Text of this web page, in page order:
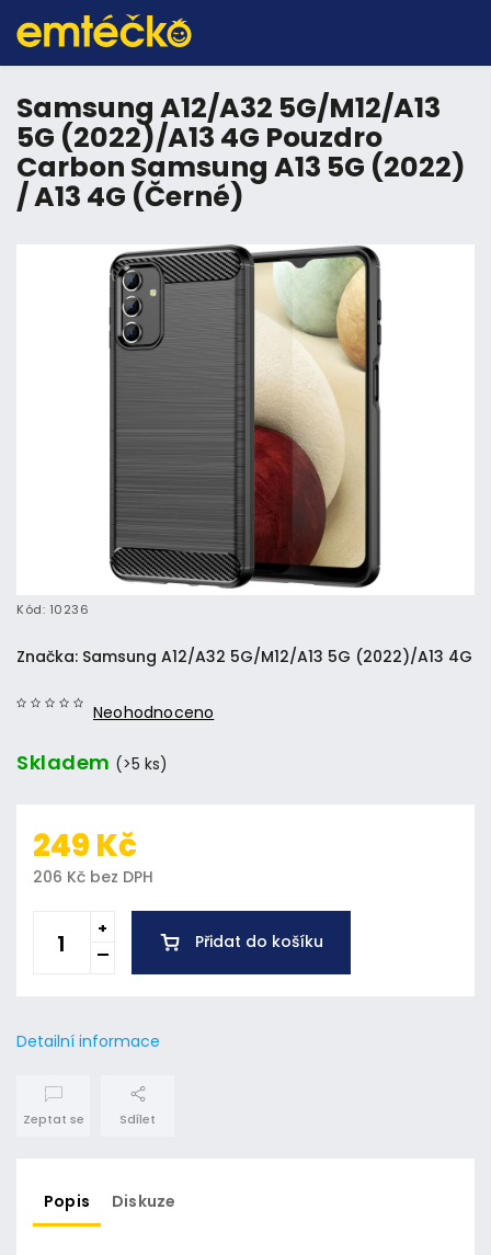
Samsung A12/A32 5G/M12/A13
5G (2022)/A13 4G Pouzdro
Carbon Samsung A13 5G (2022)
/ A13 4G (Černé)
Kód: 10236
Neohodnoceno
Značka: Samsung A12/A32 5G/M12/A13 5G (2022)/A13 4G
Skladem (>5 ks)
249 Kč
206 Kč bez DPH
Přidat do košíku
Detailní informace
Zeptat se Sdílet
Popis Diskuze